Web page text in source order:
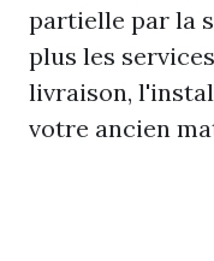
partielle par la
plus les
livraison,
votre ancien